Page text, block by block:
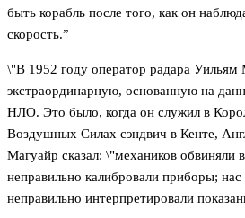
быть корабль после того, как он
скорость.”
\"В 1952 году оператор радара Уильям
экстраординарную, основанную на
НЛО. Это было, когда он служил в
Воздушных Силах сэндвич в Кенте,
Магуайр сказал: \"механиков обвиняли
неправильно калибровали приборы;
неправильно интерпретировали